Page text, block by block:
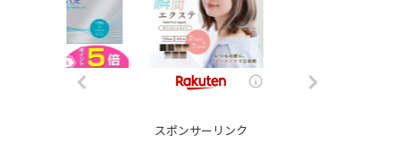
スポンサーリンク